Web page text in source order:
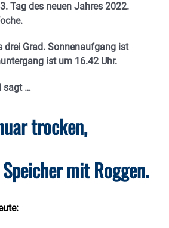
Tag des neuen Jahres 2022.
drei Grad. Sonnenaufgang ist
ist um 16.42 Uhr.
sagt …
trocken,
mit Roggen.